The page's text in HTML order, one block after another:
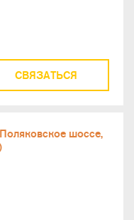
СВЯЗАТЬСЯ
шоссе,